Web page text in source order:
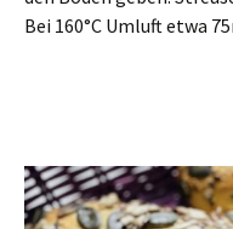
Bei 160°C Umluft etwa